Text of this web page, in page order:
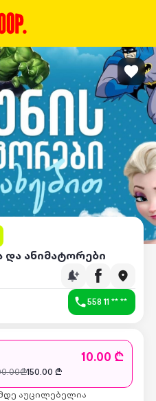
ანიმატორები
558 11 ** **
10.00 ₾
₾150.00 ₾
აუცილებელია